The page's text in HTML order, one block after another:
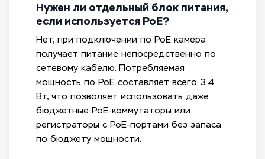
Нужен ли отдельный блок питания,
если используется PoE?
Нет, при подключении по PoE камера
получает питание непосредственно по
сетевому кабелю. Потребляемая
мощность по PoE составляет всего 3.4
Вт, что позволяет использовать даже
бюджетные PoE-коммутаторы или
регистраторы с PoE-портами без запаса
по бюджету мощности.